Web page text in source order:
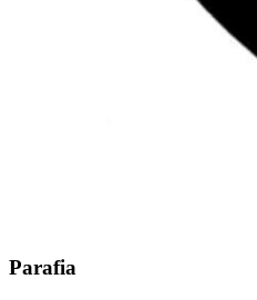
Parafia